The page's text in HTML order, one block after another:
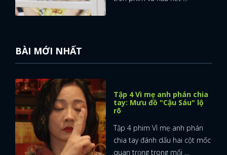
BÀI MỚI NHẤT
Tập 4 Vì mẹ anh phán chia
tay: Mưu đồ "Cậu Sáu" lộ
rõ
Tập 4 phim Vì mẹ anh phán
chia tay đánh dấu hai cột mốc
quan trọng trong mối ...